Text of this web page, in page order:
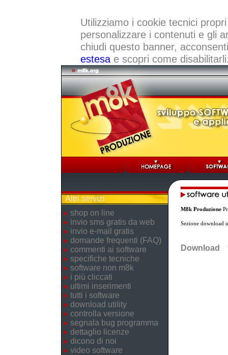
Utilizziamo i cookie tecnici
personalizzare i contenuti e gli
chiudi questo banner,
estesae scopri come
Altri servizi
shop on line
invio sms gratis da web
invio e-mail gratis
domande frequenti (FAQ)
commenti ai software
specifiche tecniche
software non m8k
i più cliccati
ultimi inserimenti
tutti i software
download utility
controlla versione
segnala bug programma
dettaglio licenze
dicono di noi
video software
M8k Produzione
Sezione download
Download